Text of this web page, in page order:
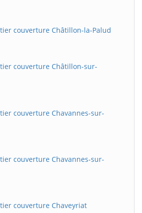
couverture Châtillon-la-Palud
couverture Châtillon-sur-
couverture Chavannes-sur-
couverture Chavannes-sur-
couverture Chaveyriat